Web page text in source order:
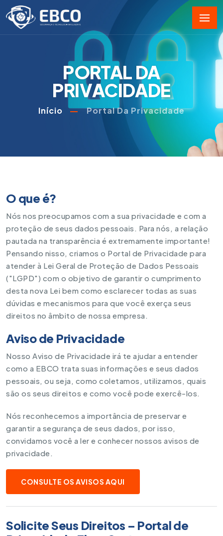
PORTAL DA
PRIVACIDADE
Início Portal Da Privacidade
O que é?
Nós nos preocupamos com a sua privacidade e com a
proteção de seus dados pessoais. Para nós, a relação
pautada na transparência é extremamente importante!
Pensando nisso, criamos o Portal de Privacidade para
atender à Lei Geral de Proteção de Dados Pessoais
("LGPD") com o objetivo de garantir o cumprimento
desta nova Lei bem como esclarecer todas as suas
dúvidas e mecanismos para que você exerça seus
direitos no âmbito de nossa empresa.
Aviso de Privacidade
Nosso Aviso de Privacidade irá te ajudar a entender
como a EBCO trata suas informações e seus dados
pessoais, ou seja, como coletamos, utilizamos, quais
são os seus direitos e como você pode exercê-los.
Nós reconhecemos a importância de preservar e
garantir a segurança de seus dados, por isso,
convidamos você a ler e conhecer nossos avisos de
privacidade.
CONSULTE OS AVISOS AQUI
Solicite Seus Direitos – Portal de